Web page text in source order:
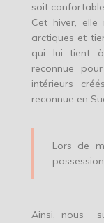
soit
Cet hiver, elle
arctiques et
qui lui tient à
reconnue
intérieurs
reconnue en
Lors de
Ainsi, nous